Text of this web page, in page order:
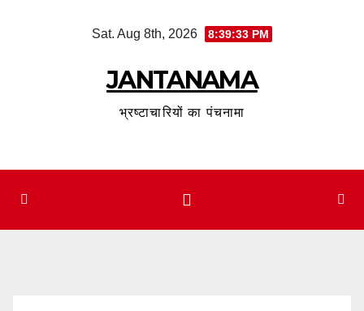
Sat. Aug 8th, 2026 8:39:34 PM
JANTANAMA
भ्रष्टाचारियों का पंचनामा